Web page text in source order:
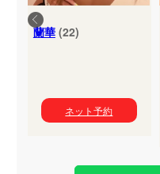
蘭華(22)
ネット予約